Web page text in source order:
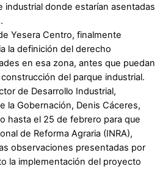
industrial donde estarían asentadas
Yesera Centro, finalmente
la definición del derecho
en esa zona, antes que puedan
del parque industrial.
de Desarrollo Industrial,
la Gobernación, Denis Cáceres,
hasta el 25 de febrero para que
de Reforma Agraria (INRA),
observaciones presentadas por
la implementación del proyecto